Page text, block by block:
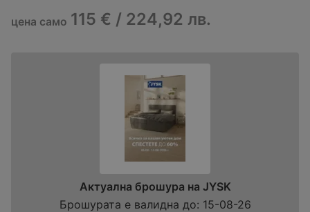
цена само 115 € / 224,92 лв.
Актуална брошура на JYSK
Брошурата е валидна до: 15-08-26